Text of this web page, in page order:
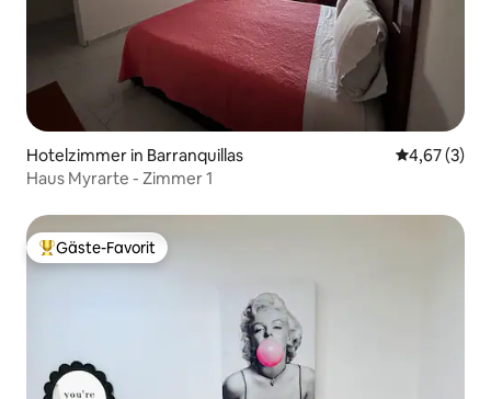
Hotelzimmer in Barranquillas
4,67 (3)
Haus Myrarte - Zimmer 1
Beliebter Gäste-Favorit.
Gäste-Favorit